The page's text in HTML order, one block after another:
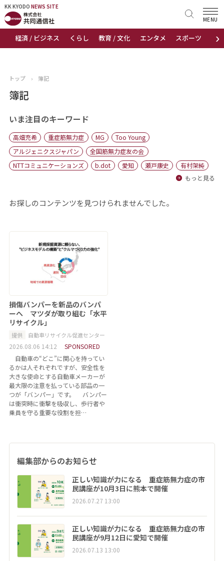
KK KYODO NEWS SITE
›
経済 / ビジネス くらし 教育 / 文化 エンタメ スポーツ 地域
MENU
KK KYODONEWS SITE
トップページ
ニュース
おすすめコンテンツ
出版物
会社概要
トップ › 簿記
簿記
いま注目のキーワード
高畑充希 重症筋無力症 MG
Too Young
アルジェニクスジャパン
全国筋無力症友の会
NTTコミュニケーションズ
b.dot 愛知 瀬戸康史
有村架純
もっと見る
お探しのコンテンツを見つけられませんでした。
損傷バンパーを新品のバンパ
ーへ マツダが取り組む「水平
リサイクル」
提供 自動車リサイクル促進センター
2026.08.06 14:12
SPONSORED
自動車の“どこ”に関心を持ってい
るかは人それぞれですが、安全性を
大きな使命とする自動車メーカーが
最大限の注意を払っている部品の一
つが「バンパー」です。 バンパー
は衝突時に衝撃を吸収し、歩行者や
乗員を守る重要な役割を担…
編集部からのお知らせ
正しい知識が力になる 重症筋無力症の市
民講座が10月3日に熊本で開催
2026.07.27 13:00
正しい知識が力になる 重症筋無力症の市
民講座が9月12日に愛知で開催
2026.07.13 13:00